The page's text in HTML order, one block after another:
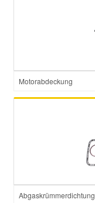
Motorabdeckung
Abgaskrümmerdichtung